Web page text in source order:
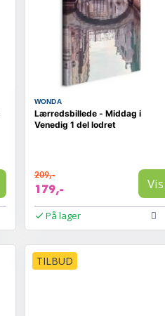
WONDA
Lærredsbillede - Middag i
Venedig 1 del lodret
209,-
179,- Vis
På lager
TILBUD